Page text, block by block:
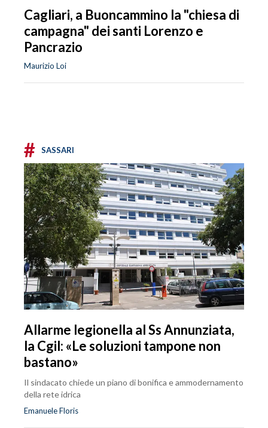
Cagliari, a Buoncammino la "chiesa di
campagna" dei santi Lorenzo e
Pancrazio
Maurizio Loi
# SASSARI
Allarme legionella al Ss Annunziata,
la Cgil: «Le soluzioni tampone non
bastano»
Il sindacato chiede un piano di bonifica e ammodernamento
della rete idrica
Emanuele Floris